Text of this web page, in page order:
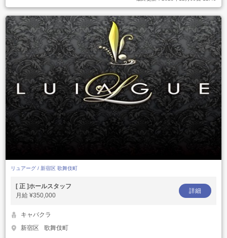
リュアーグ / 新宿区 歌舞伎町
[ 正 ]ホールスタッフ
月給 ¥350,000
詳細
キャバクラ
新宿区
歌舞伎町